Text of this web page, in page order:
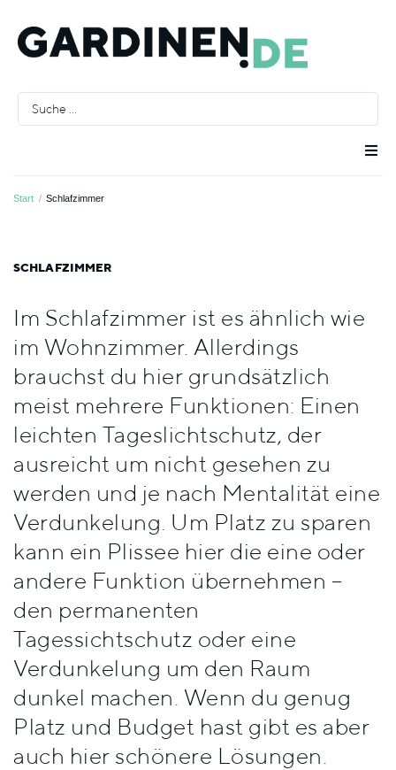
Raumausstatter
Stoffe
Farben
Stile
Start / Schlafzimmer
SCHLAFZIMMER
Im Schlafzimmer ist es ähnlich wie
im Wohnzimmer. Allerdings
brauchst du hier grundsätzlich
meist mehrere Funktionen: Einen
leichten Tageslichtschutz, der
ausreicht um nicht gesehen zu
werden und je nach Mentalität eine
Verdunkelung. Um Platz zu sparen
kann ein Plissee hier die eine oder
andere Funktion übernehmen –
den permanenten
Tagessichtschutz oder eine
Verdunkelung um den Raum
dunkel machen. Wenn du genug
Platz und Budget hast gibt es aber
auch hier schönere Lösungen.